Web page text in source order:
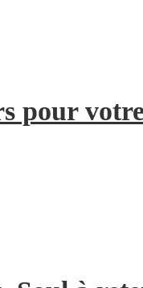
pour